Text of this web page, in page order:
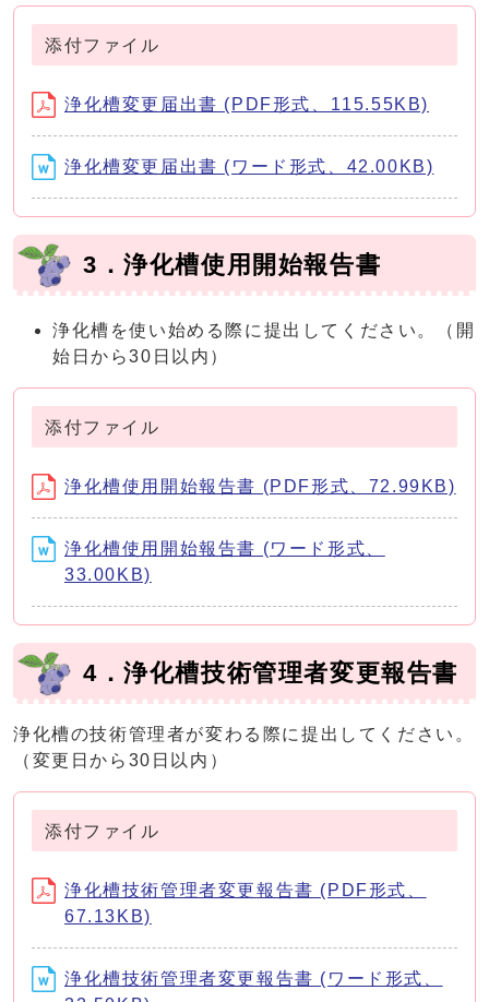
添付ファイル
浄化槽変更届出書 (PDF形式、115.55KB)
浄化槽変更届出書 (ワード形式、42.00KB)
3．浄化槽使用開始報告書
浄化槽を使い始める際に提出してください。（開
始日から30日以内）
添付ファイル
浄化槽使用開始報告書 (PDF形式、72.99KB)
浄化槽使用開始報告書 (ワード形式、
33.00KB)
4．浄化槽技術管理者変更報告書
浄化槽の技術管理者が変わる際に提出してください。
（変更日から30日以内）
添付ファイル
浄化槽技術管理者変更報告書 (PDF形式、
67.13KB)
浄化槽技術管理者変更報告書 (ワード形式、